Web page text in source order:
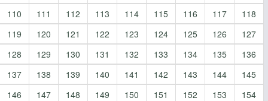
110
111 112 113 114 115 116 117
118
119
120 121 122 123 124 125 126
127
128
129 130 131 132 133 134 135
136
137
138 139 140 141 142 143 144
145
146
147 148 149 150 151 152 153
154